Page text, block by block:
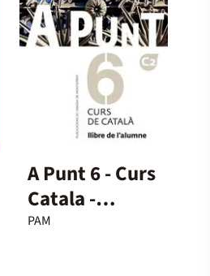
A Punt 6 - Curs
Catala -
Alumne
PAM